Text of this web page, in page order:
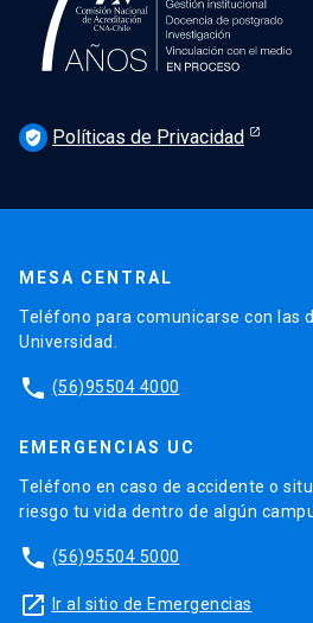
verified_user Políticas de Privacidad
MESA CENTRAL
Teléfono para comunicarse con las
Universidad.
phone (56)95504 4000
EMERGENCIAS UC
Teléfono en caso de accidente o
riesgo tu vida dentro de algún
phone (56)95504 5000
launch Ir al sitio de Emergencias